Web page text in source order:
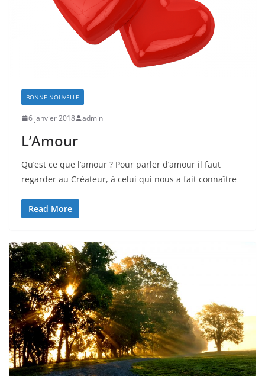
BONNE NOUVELLE
6 janvier 2018 admin
L’Amour
Qu’est ce que l’amour ? Pour parler d’amour il faut
regarder au Créateur, à celui qui nous a fait connaître
Read More